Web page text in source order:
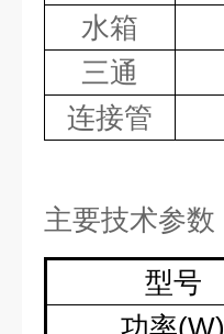
水箱
三通
连接管
主要技术参数
型号
功率(W)